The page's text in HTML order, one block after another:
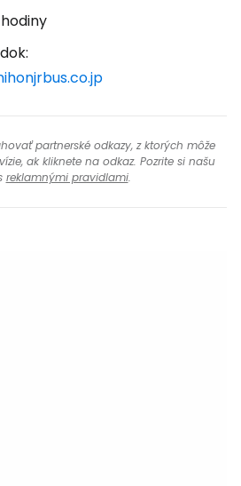
partnerské odkazy, z ktorých môže
ak kliknete na odkaz. Pozrite si našu
reklamnými pravidlami.